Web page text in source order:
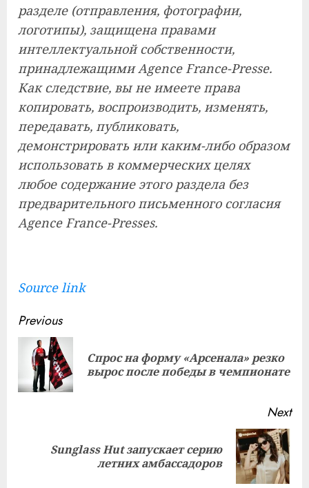
разделе (отправления, фотографии,
логотипы), защищена правами
интеллектуальной собственности,
принадлежащими Agence France-Presse.
Как следствие, вы не имеете права
копировать, воспроизводить, изменять,
передавать, публиковать,
демонстрировать или каким-либо образом
использовать в коммерческих целях
любое содержание этого раздела без
предварительного письменного согласия
Agence France-Presses.
Source link
Continue
Reading
Previous
Спрос на форму «Арсенала» резко
вырос после победы в чемпионате
Next
Sunglass Hut запускает серию
летних амбассадоров